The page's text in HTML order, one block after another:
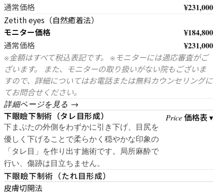
通常価格 ¥231,000
Zetith eyes（自然癒着法）
モニター価格 ¥184,800
通常価格 ¥231,000
※金額はすべて税込表記です。 ※モニターには適応審査がご
ざいます。 また、モニターの取り扱いがない院もございま
すので、詳細についてはお電話または無料カウンセリングに
てお問合せください。
詳細ページを見る →
下眼瞼下制術（タレ目形成）
下まぶたの外側をわずかに引き下げ、目尻を
優しく下げることで柔らかく穏やかな印象の
「タレ目」を作り出す施術です。局所麻酔で
行い、傷跡は目立ちません。
Price価格表 ▾
下眼瞼下制術（たれ目形成）
皮膚切開法